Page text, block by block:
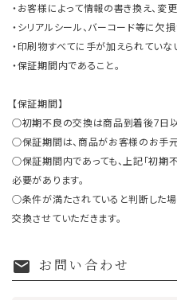
・お客様によって情報の書き換え、変
・シリアルシール、バーコード等に欠損
・印刷物すべてに手が加えられていな
・保証期間内であること。
【保証期間】
○初期不良の交換は商品到着後7日以
○保証期間は、商品がお客様のお手
○保証期間内であっても、上記「初期
必要があります。
○条件が満たされていると判断した
交換させていただきます。
mail お問い合わせ